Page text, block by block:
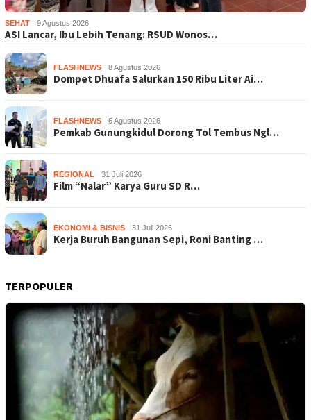
SEHAT 9 Agustus 2026
ASI Lancar, Ibu Lebih Tenang: RSUD Wonos…
FLASHNEWS 8 Agustus 2026
Dompet Dhuafa Salurkan 150 Ribu Liter Ai…
FLASHNEWS 6 Agustus 2026
Pemkab Gunungkidul Dorong Tol Tembus Ngl…
REGIONAL 31 Juli 2026
Film “Nalar” Karya Guru SD R…
EKONOMI & BISNIS 31 Juli 2026
Kerja Buruh Bangunan Sepi, Roni Banting …
TERPOPULER